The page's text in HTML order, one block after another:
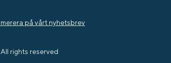
på vårt nyhetsbrev
rights reserved